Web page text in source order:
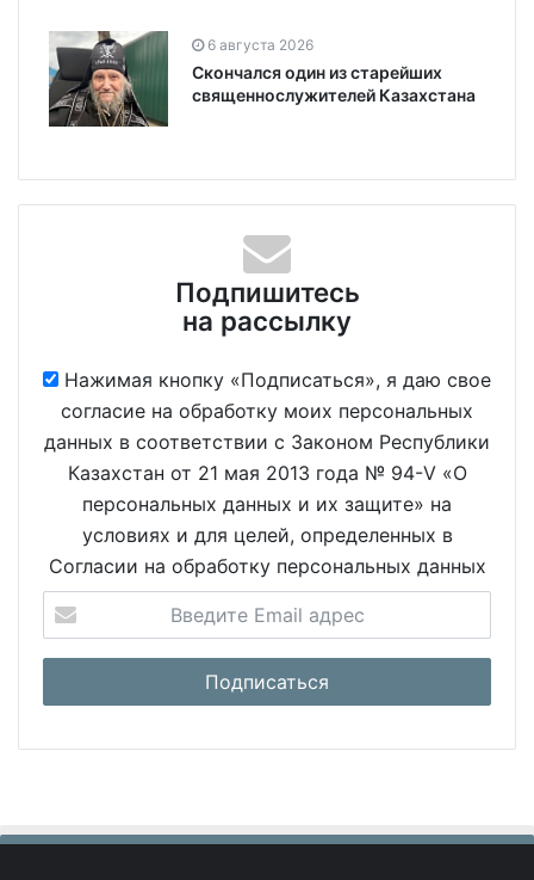
6 августа 2026
Скончался один из старейших
священнослужителей Казахстана
Подпишитесь
на рассылку
Нажимая кнопку «Подписаться», я даю свое
согласие на обработку моих персональных
данных в соответствии с Законом Республики
Казахстан от 21 мая 2013 года № 94-V «О
персональных данных и их защите» на
условиях и для целей, определенных в
Согласии на обработку персональных данных